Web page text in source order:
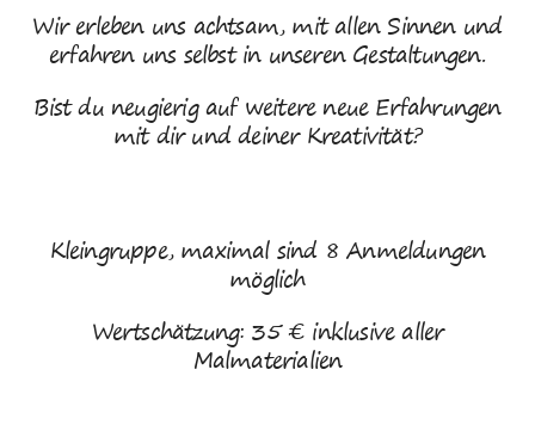
Wir erleben uns achtsam, mit allen Sinnen und
erfahren uns selbst in unseren Gestaltungen.
Bist du neugierig auf weitere neue Erfahrungen
mit dir und deiner Kreativität?
Kleingruppe, maximal sind 8 Anmeldungen
möglich
Wertschätzung: 35 € inklusive aller
Malmaterialien